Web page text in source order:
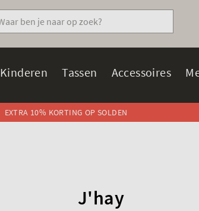
Kinderen Tassen Accessoires
EXTRA 10% KORTING OP SOLDEN
J'hay